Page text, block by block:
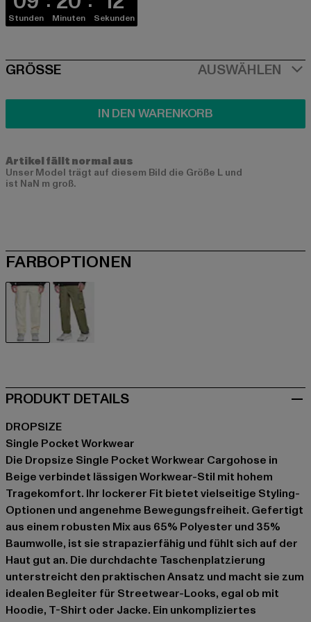
Stunden Minuten Sekunden
SIZE
GRÖSSE AUSWÄHLEN
IN DEN WARENKORB
Artikel fällt normal aus
Unser Model trägt auf diesem Bild die Größe L und
ist NaN m groß.
FARBOPTIONEN
PRODUKT DETAILS
DROPSIZE
Single Pocket Workwear
Die Dropsize Single Pocket Workwear Cargohose in
Beige verbindet lässigen Workwear-Stil mit hohem
Tragekomfort. Ihr lockerer Fit bietet vielseitige Styling-
Optionen und angenehme Bewegungsfreiheit. Gefertigt
aus einem robusten Mix aus 65% Polyester und 35%
Baumwolle, ist sie strapazierfähig und fühlt sich auf der
Haut gut an. Die durchdachte Taschenplatzierung
unterstreicht den praktischen Ansatz und macht sie zum
idealen Begleiter für Streetwear-Looks, egal ob mit
Hoodie, T-Shirt oder Jacke. Ein unkompliziertes